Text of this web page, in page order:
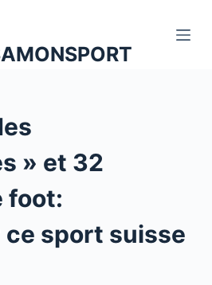
» et 32
foot:
sport suisse